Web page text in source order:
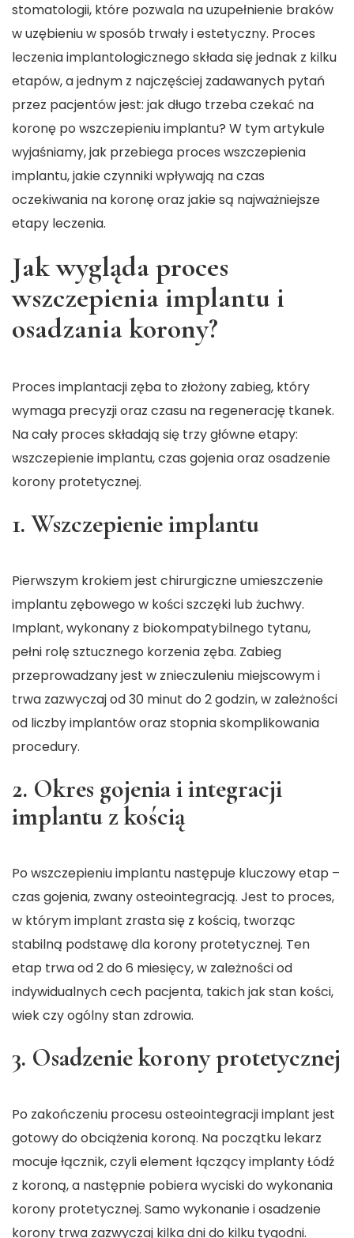
stomatologii, które pozwala na uzupełnienie braków
w uzębieniu w sposób trwały i estetyczny. Proces
leczenia implantologicznego składa się jednak z kilku
etapów, a jednym z najczęściej zadawanych pytań
przez pacjentów jest: jak długo trzeba czekać na
koronę po wszczepieniu implantu? W tym artykule
wyjaśniamy, jak przebiega proces wszczepienia
implantu, jakie czynniki wpływają na czas
oczekiwania na koronę oraz jakie są najważniejsze
etapy leczenia.
Jak wygląda proces
wszczepienia implantu i
osadzania korony?
Proces implantacji zęba to złożony zabieg, który
wymaga precyzji oraz czasu na regenerację tkanek.
Na cały proces składają się trzy główne etapy:
wszczepienie implantu, czas gojenia oraz osadzenie
korony protetycznej.
1. Wszczepienie implantu
Pierwszym krokiem jest chirurgiczne umieszczenie
implantu zębowego w kości szczęki lub żuchwy.
Implant, wykonany z biokompatybilnego tytanu,
pełni rolę sztucznego korzenia zęba. Zabieg
przeprowadzany jest w znieczuleniu miejscowym i
trwa zazwyczaj od 30 minut do 2 godzin, w zależności
od liczby implantów oraz stopnia skomplikowania
procedury.
2. Okres gojenia i integracji
implantu z kością
Po wszczepieniu implantu następuje kluczowy etap –
czas gojenia, zwany osteointegracją. Jest to proces,
w którym implant zrasta się z kością, tworząc
stabilną podstawę dla korony protetycznej. Ten
etap trwa od 2 do 6 miesięcy, w zależności od
indywidualnych cech pacjenta, takich jak stan kości,
wiek czy ogólny stan zdrowia.
3. Osadzenie korony protetycznej
Po zakończeniu procesu osteointegracji implant jest
gotowy do obciążenia koroną. Na początku lekarz
mocuje łącznik, czyli element łączącyimplanty Łódź
z koroną, a następnie pobiera wyciski do wykonania
korony protetycznej. Samo wykonanie i osadzenie
korony trwa zazwyczaj kilka dni do kilku tygodni.